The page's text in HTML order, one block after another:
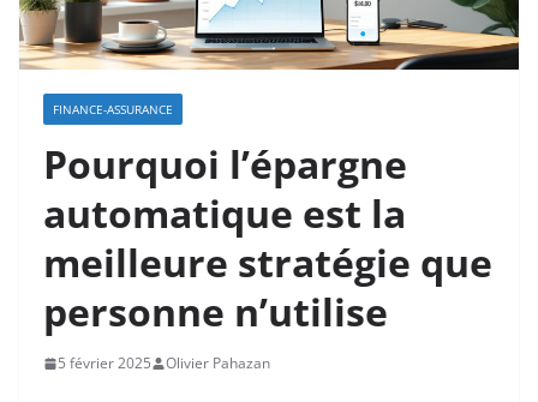
FINANCE-ASSURANCE
Pourquoi l’épargne
automatique est la
meilleure stratégie que
personne n’utilise
5 février 2025 Olivier Pahazan